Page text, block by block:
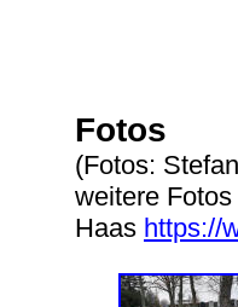
Fotos
(Fotos:
weitere
Haas https://